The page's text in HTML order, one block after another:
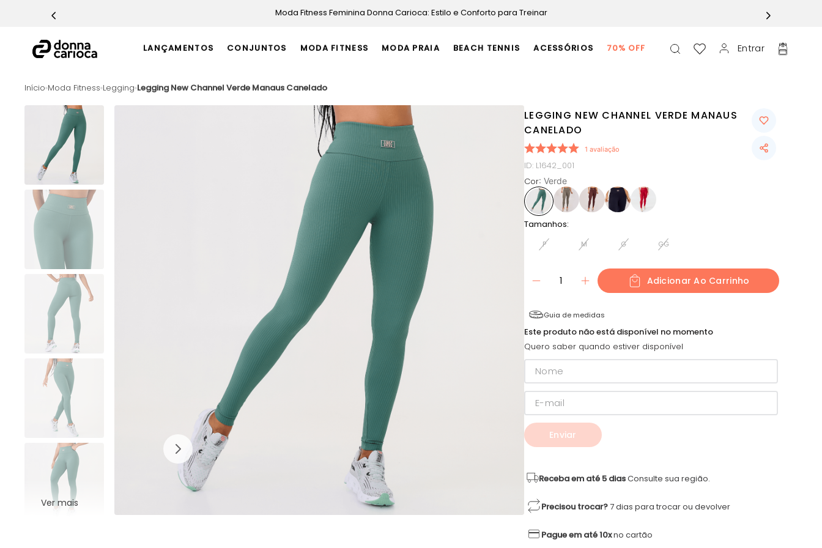
Moda Fitness Feminina Donna Carioca: Estilo e Conforto para Treinar
LANÇAMENTOS CONJUNTOS MODA FITNESS MODA PRAIA BEACH TENNIS ACESSÓRIOS 70% OFF Entrar
Moda Fitness Legging Legging New Channel Verde Manaus Canelado
Ver mais
LEGGING NEW CHANNEL VERDE MANAUS
CANELADO
1 avaliação
ID: L1642_001
Cor: Verde
Tamanhos:
P M G GG
1 Adicionar Ao Carrinho
Guia de medidas
Este produto não está disponível no momento
Quero saber quando estiver disponível
Enviar
Receba em até 5 diasConsulte sua região.
Precisou trocar?7 dias para trocar ou devolver
Pague em até 10xno cartão
TERMOS MAIS BUSCADOS
Macacão
Casaco
Epic Vermelho
Conjunto
Macaquinho
Challenge Azul